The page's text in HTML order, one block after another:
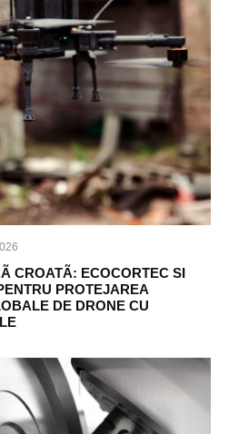
CROATÃ: ECOCORTEC SI
PROTEJAREA
DE DRONE CU